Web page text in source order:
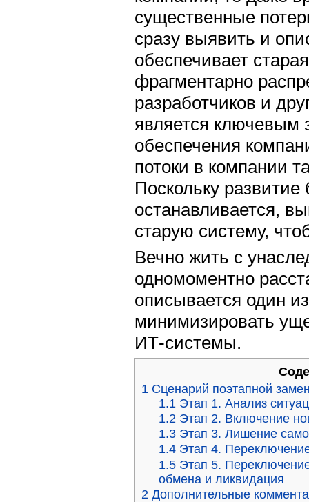
существенные
сразу выявить и
обеспечивает
фрагментарно
разработчиков и
является ключевым
обеспечения
потоки в компании
Поскольку
останавливается,
старую систему,
Вечно жить с
одномоментно
описывается один
минимизировать
ИТ-системы.
1 Сценарий поэтапной
1.1 Этап 1. Анализ
1.2 Этап 2. Включение
1.3 Этап 3. Лишение
1.4 Этап 4.
1.5 Этап 5.
обмена и ликвидация
2 Дополнительные